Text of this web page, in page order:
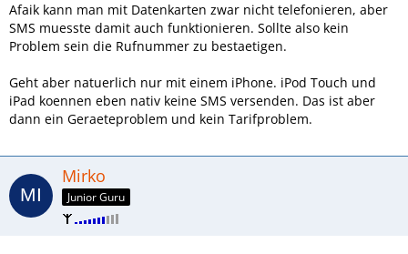
Afaik kann man mit Datenkarten zwar nicht telefonieren, aber
SMS muesste damit auch funktionieren. Sollte also kein
Problem sein die Rufnummer zu bestaetigen.
Geht aber natuerlich nur mit einem iPhone. iPod Touch und
iPad koennen eben nativ keine SMS versenden. Das ist aber
dann ein Geraeteproblem und kein Tarifproblem.
Mirko
Junior Guru